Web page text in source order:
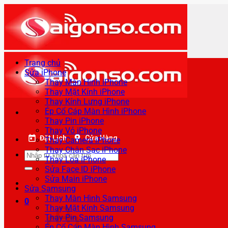
qua
nội
dung
Đặt Lịch Cửa Hàng
Tìm
kiếm:
0
Trang chủ
Sửa iPhone
Thay Màn Hình iPhone
Thay Mặt Kính iPhone
Thay Kính Lưng iPhone
Ép Cổ Cáp Màn Hình iPhone
Thay Pin iPhone
Thay Vỏ iPhone
Thay Camera iPhone
Thay Chân Sạc iPhone
Thay Loa iPhone
Sửa Face ID iPhone
Sửa Main iPhone
Sửa Samsung
Thay Màn Hình Samsung
Thay Mặt Kính Samsung
Thay Pin Samsung